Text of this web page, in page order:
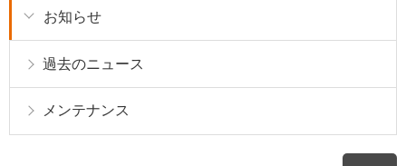
お知らせ
過去のニュース
メンテナンス